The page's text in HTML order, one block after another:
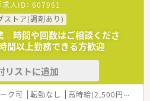
億円超、店舗数も1,200店舗超、子
は2,000店舗超の以上東証プライム上場
内でもトップクラスの水準です。
なトータルヘルスケアステーション
は200名以上！社員のプライベートを支
。
入社員研修」の他に基礎固めの「薬剤
人ID： 607961
ストア(調剤あり)
時間や回数はご相談くださ
間以上勤務できる方歓迎
リストに追加
ク可 転勤なし 高時給(2,500円以上)